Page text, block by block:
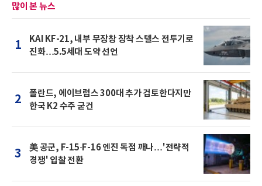
많이 본 뉴스
1
KAI KF-21, 내부 무장창 장착 스텔스 전투기로
진화…5.5세대 도약 선언
2
폴란드, 에이브럼스 300대 추가 검토한다지만
한국 K2 수주 굳건
3
美 공군, F-15·F-16 엔진 독점 깨나…'전략적
경쟁' 입찰 전환